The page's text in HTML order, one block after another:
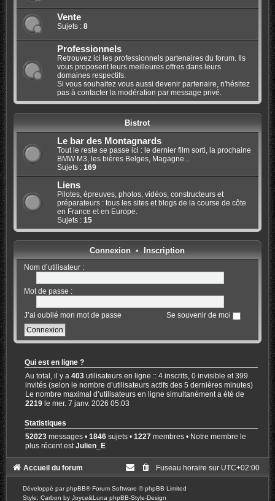
Vente
Sujets : 8
Professionnels
Retrouvez ici les professionnels partenaires du forum. Ils
vous proposent leurs meilleures offres dans leurs
domaines respectifs.
Si vous souhaitez vous aussi devenir partenaire, n'hésitez
pas à contacter la modération par message privé.
Bistrot
Le bar des Montagnards
Tout le reste se passe ici : le dernier film sorti, la prochaine
BMW M3, les bières Belges, Magagne...
Sujets : 169
Liens
Pilotes, épreuves, photos, vidéos, constructeurs et
préparateurs : tous les sites et blogs de la course de côte
en France et en Europe.
Sujets : 15
Connexion • Inscription
Nom d’utilisateur :
Mot de passe :
J’ai oublié mon mot de passe Se souvenir de moi
Qui est en ligne ?
Au total, il y a403 utilisateurs en ligne :: 4 inscrits, 0 invisible et 399
invités (selon le nombre d’utilisateurs actifs des 5 dernières minutes)
Le nombre maximal d’utilisateurs en ligne simultanément a été de
2219 le mer. 7 janv. 2026 05:03
Statistiques
52023 messages •1846 sujets •1227 membres • Notre membre le
plus récent estJulien_E
Accueil du forum Fuseau horaire sur UTC+02:00
Développé parphpBB® Forum Software © phpBB Limited
Style: Carbon by Joyce&Luna phpBB-Style-Design